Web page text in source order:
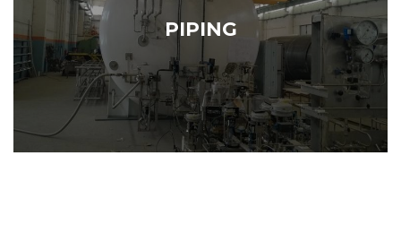
PIPING